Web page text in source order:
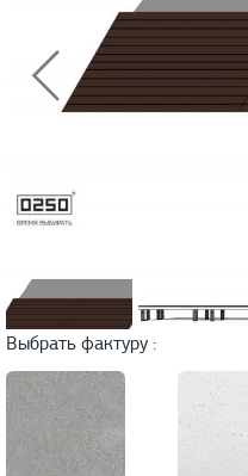
Выбрать фактуру :